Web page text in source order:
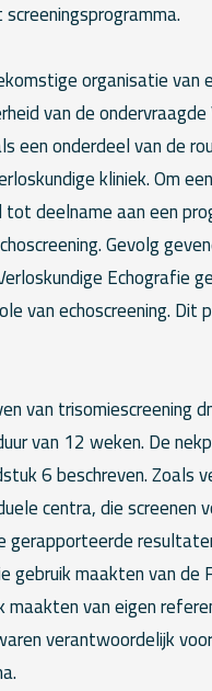
organisatie van
van de
een onderdeel van de
kliniek. Om
deelname aan een
Gevolg
Echografie
van echoscreening. Dit
van trisomiescreening
van 12 weken. De
6 beschreven.
centra, die screenen
gebruik maakten van
van eigen
verantwoordelijk